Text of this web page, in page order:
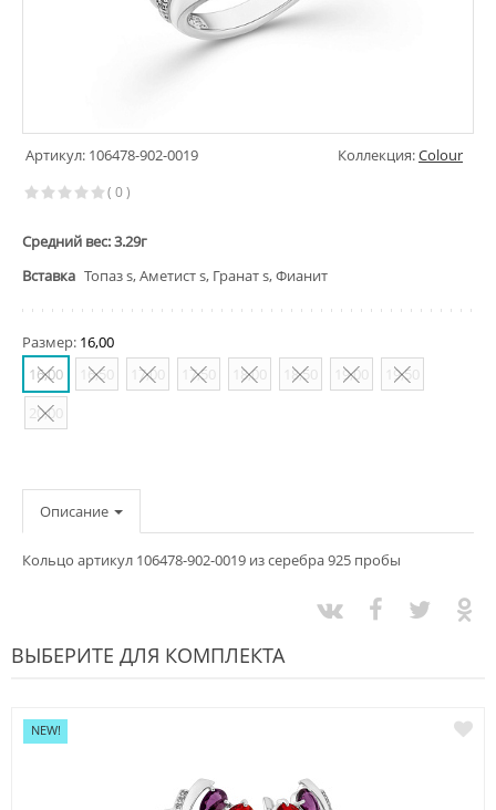
Артикул: 106478-902-0019 Коллекция:Colour
( 0 )
Средний вес: 3.29г
Вставка Топаз s, Аметист s, Гранат s, Фианит
Размер: 16,00
16,00
16,50 17,00 17,50 18,00 18,50 19,00
19,50
20,00
Описание
Кольцо артикул 106478-902-0019 из серебра 925 пробы
ВЫБЕРИТЕ ДЛЯ КОМПЛЕКТА
NEW!